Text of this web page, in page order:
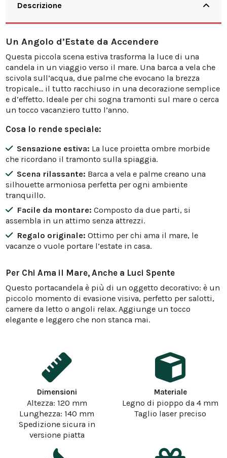
Descrizione
Un Angolo d’Estate da Accendere
Questa piccola scena estiva trasforma la luce di una
candela in un viaggio verso il mare. Una barca a vela che
scivola sull’acqua, due palme che evocano la brezza
tropicale... il tutto racchiuso in una decorazione semplice
e d’effetto. Ideale per chi sogna tramonti sul mare o cerca
un tocco vacanziero tutto l’anno.
Cosa lo rende speciale:
Sensazione estiva: La luce proietta ombre morbide
che ricordano il tramonto sulla spiaggia.
Scena rilassante: Barca a vela e palme creano una
silhouette armoniosa perfetta per ogni ambiente
tranquillo.
Facile da montare: Composto da due parti, si
assembla in un attimo senza attrezzi.
Regalo originale: Ottimo per chi ama il mare, le
vacanze o vuole portare l’estate in casa.
Per Chi Ama il Mare, Anche a Luci Spente
Questo portacandela è più di un oggetto decorativo: è un
piccolo momento di evasione visiva, perfetto per salotti,
camere da letto o angoli relax. Aggiunge un tocco
elegante e leggero che non stanca mai.
Dimensioni
Altezza: 120 mm
Lunghezza: 140 mm
Spedizione sicura in
versione piatta
Materiale
Legno di pioppo da 4 mm
Taglio laser preciso